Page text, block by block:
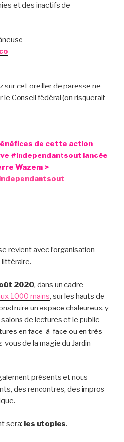
et des inactifs de
sur cet oreiller de paresse ne
le Conseil fédéral (on risquerait
de cette action
#independantsout lancée
Wazem >
revient avec l’organisation
littéraire.
2020, dans un cadre
1000 mains, sur les hauts de
un espace chaleureux, y
de lectures et le public
en face-à-face ou en très
de la magie du Jardin
présents et nous
des rencontres, des impros
sera: les utopies.